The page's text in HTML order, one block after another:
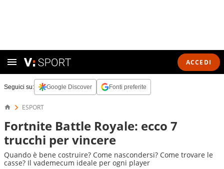
ACCEDI
Seguici su: Google Discover Fonti preferite
ESPORT
Fortnite Battle Royale: ecco 7
trucchi per vincere
Quando è bene costruire? Come nascondersi? Come trovare le
casse? Il vademecum ideale per ogni player